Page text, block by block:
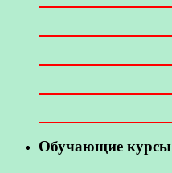
Обучающие курсы